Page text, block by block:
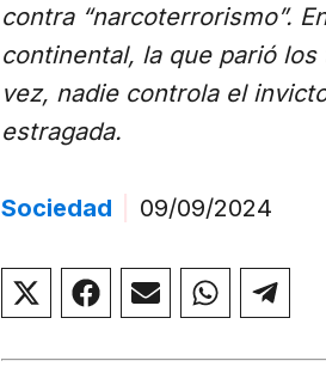
contra “narcoterrorismo”.
continental, la que parió
vez, nadie controla el
estragada.
Sociedad 09/09/2024
Compartir
en
Compartir
en
Compartir
en en en